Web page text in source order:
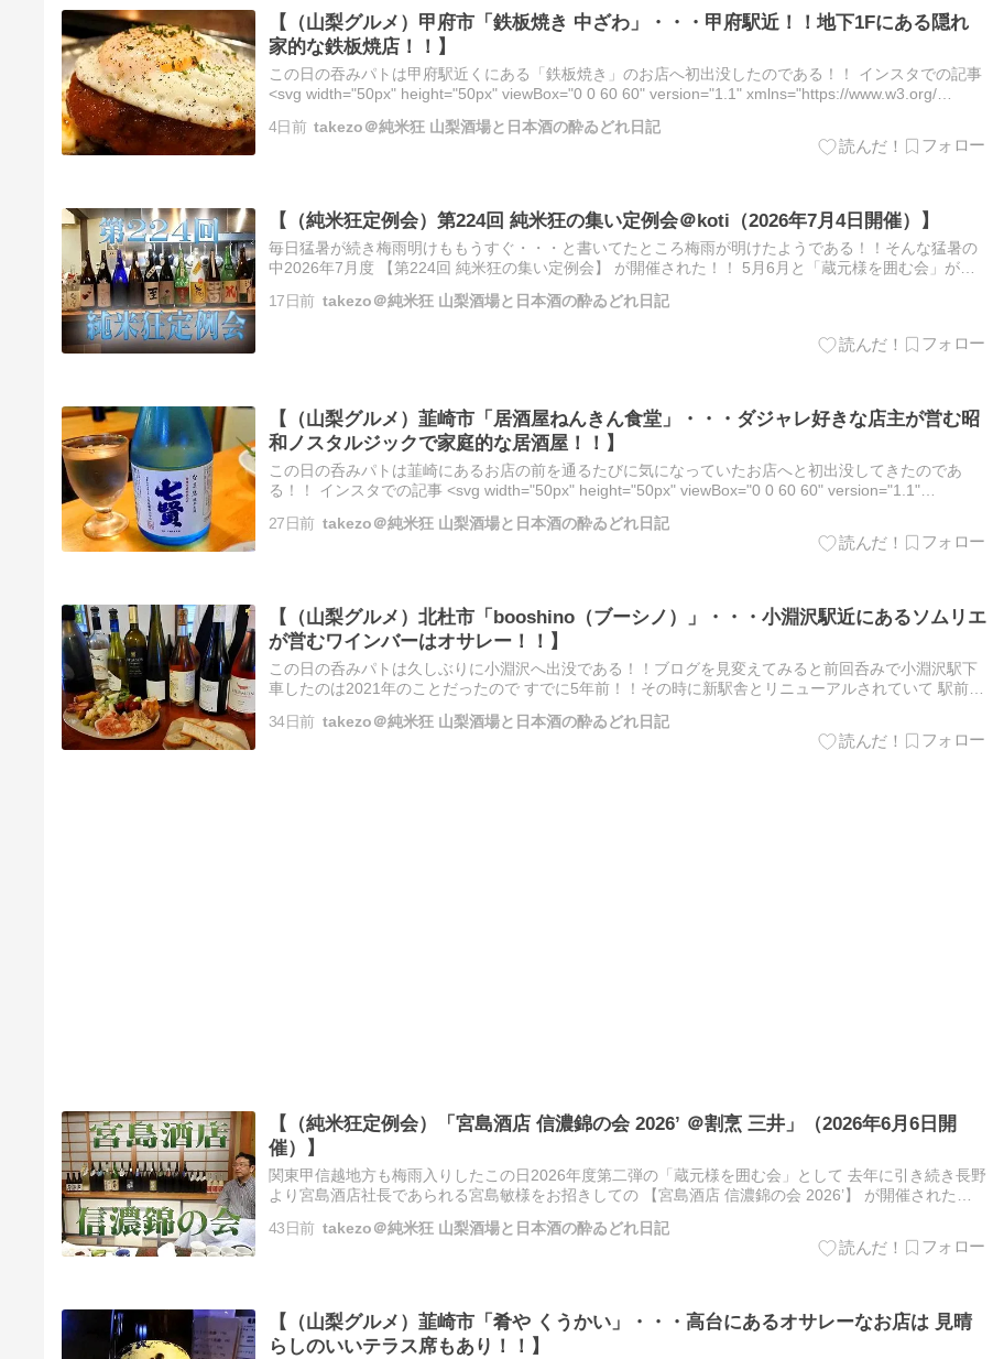
【（山梨グルメ）甲府市「鉄板焼き 中ざわ」・・・甲府駅近！！地下1Fにある隠れ
家的な鉄板焼店！！】
この日の吞みパトは甲府駅近くにある「鉄板焼き」のお店へ初出没したのである！！ インスタでの記事
<svg width="50px" height="50px" viewBox="0 0 60 60" version="1.1" xmlns="https://www.w3.org/…
4日前 takezo＠純米狂 山梨酒場と日本酒の酔ゐどれ日記
【（純米狂定例会）第224回 純米狂の集い定例会＠koti（2026年7月4日開催）】
毎日猛暑が続き梅雨明けももうすぐ・・・と書いてたところ梅雨が明けたようである！！そんな猛暑の
中2026年7月度 【第224回 純米狂の集い定例会】 が開催された！！ 5月6月と「蔵元様を囲む会」が開
17日前 takezo＠純米狂 山梨酒場と日本酒の酔ゐどれ日記
【（山梨グルメ）韮崎市「居酒屋ねんきん食堂」・・・ダジャレ好きな店主が営む昭
和ノスタルジックで家庭的な居酒屋！！】
この日の呑みパトは韮崎にあるお店の前を通るたびに気になっていたお店へと初出没してきたのであ
る！！ インスタでの記事 <svg width="50px" height="50px" viewBox="0 0 60 60" version="1.1"
27日前 takezo＠純米狂 山梨酒場と日本酒の酔ゐどれ日記
【（山梨グルメ）北杜市「booshino（ブーシノ）」・・・小淵沢駅近にあるソムリエ
が営むワインバーはオサレー！！】
この日の呑みパトは久しぶりに小淵沢へ出没である！！ブログを見変えてみると前回呑みで小淵沢駅下
車したのは2021年のことだったので すでに5年前！！その時に新駅舎とリニューアルされていて 駅前広
34日前 takezo＠純米狂 山梨酒場と日本酒の酔ゐどれ日記
【（純米狂定例会）「宮島酒店 信濃錦の会 2026’ ＠割烹 三井」（2026年6月6日開
催）】
関東甲信越地方も梅雨入りしたこの日2026年度第二弾の「蔵元様を囲む会」として 去年に引き続き長野
より宮島酒店社長であられる宮島敏様をお招きしての 【宮島酒店 信濃錦の会 2026’】 が開催されたの
43日前 takezo＠純米狂 山梨酒場と日本酒の酔ゐどれ日記
【（山梨グルメ）韮崎市「肴や くうかい」・・・高台にあるオサレーなお店は 見晴
らしのいいテラス席もあり！！】